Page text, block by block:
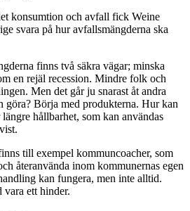
konsumtion och avfall fick Weine
svara på hur avfallsmängderna ska
finns två säkra vägar; minska
en rejäl recession. Mindre folk och
Men det går ju snarast åt andra
göra? Börja med produkterna. Hur kan
hållbarhet, som kan användas
till exempel kommuncoacher, som
återanvända inom kommunernas egen
kan fungera, men inte alltid.
ett hinder.